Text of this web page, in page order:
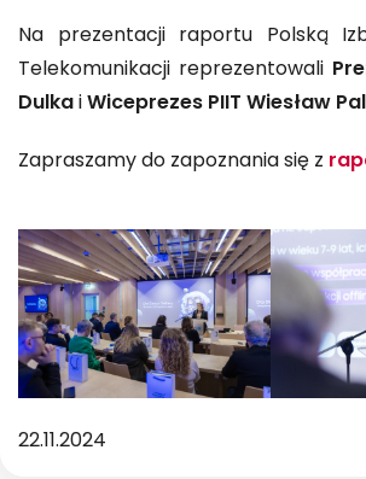
Na prezentacji raportu Polską
Telekomunikacji reprezentowali
DulkaiWiceprezes PIITWiesław
Zapraszamy do zapoznania się z
22.11.2024